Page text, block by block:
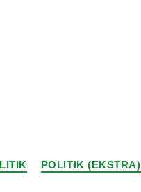
POLITIK (EKSTRA)